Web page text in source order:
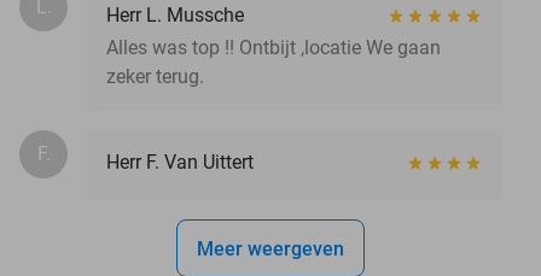
L.
Herr L. Mussche
Alles was top !! Ontbijt ,locatie We gaan
zeker terug.
F. Herr F. Van Uittert
Meer weergeven